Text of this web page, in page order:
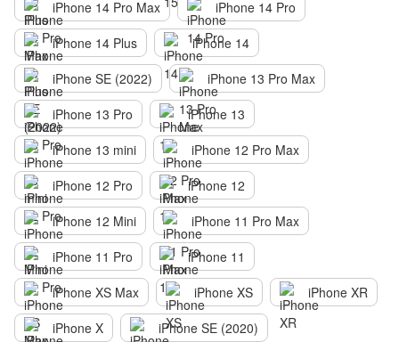
iPhone 14 Pro Max
iPhone 14 Pro
iPhone 14 Plus
iPhone 14
iPhone SE (2022)
iPhone 13 Pro Max
iPhone 13 Pro
iPhone 13
iPhone 13 mini
iPhone 12 Pro Max
iPhone 12 Pro
iPhone 12
iPhone 12 Mini
iPhone 11 Pro Max
iPhone 11 Pro
iPhone 11
iPhone XS Max
iPhone XS
iPhone XR
iPhone X
iPhone SE (2020)